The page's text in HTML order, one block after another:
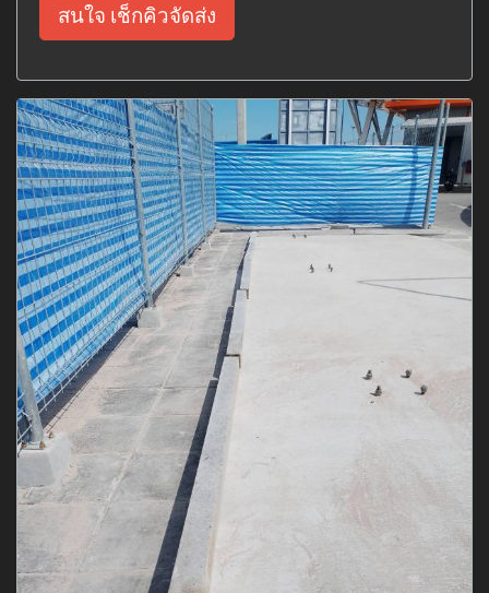
สนใจ เช็กคิวจัดส่ง